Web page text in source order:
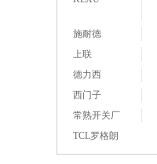
施耐德
上联
德力西
西门子
常熟开关厂
TCL罗格朗